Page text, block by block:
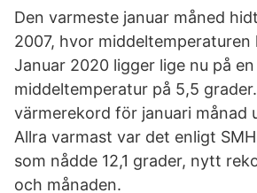
Den varmeste januar måned
2007, hvor middeltemperaturen
Januar 2020 ligger lige nu på en
middeltemperatur på 5,5
värmerekord för januari månad
Allra varmast var det enligt
som nådde 12,1 grader, nytt
och månaden.